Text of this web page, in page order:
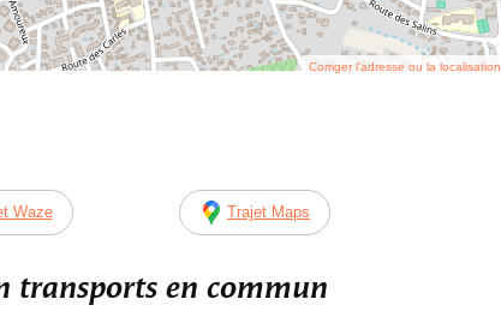
Corriger l’adresse ou la localisation
Waze Trajet Maps
transports en commun